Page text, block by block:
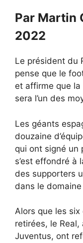
Par Martin
2022
Le président du
pense que le
et affirme que la
sera l’un des
Les géants
douzaine
qui ont signé un
s’est effondré à
des supporters
dans le
Alors que les
retirées, le
Juventus, ont